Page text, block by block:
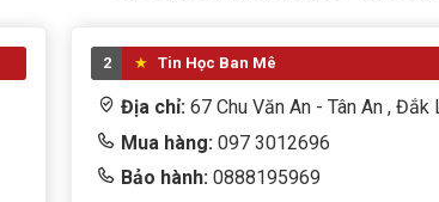
2 Tin Học Ban Mê
Địa chỉ: 67 Chu Văn An - Tân An , Đắk
Mua hàng: 097 3012696
Bảo hành: 0888195969